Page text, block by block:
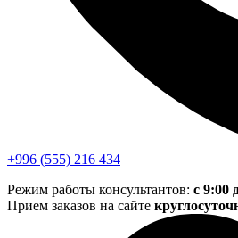
+996 (555) 216 434
Режим работы консультантов: с 9:00
Прием заказов на сайте